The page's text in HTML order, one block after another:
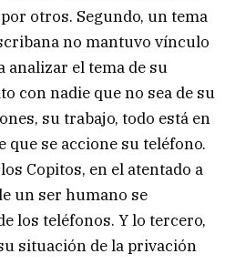
otros. Segundo, un tema
no mantuvo vínculo
analizar el tema de su
con nadie que no sea de su
su trabajo, todo está en
que se accione su teléfono.
Copitos, en el atentado a
un ser humano se
los teléfonos. Y lo tercero,
situación de la privación